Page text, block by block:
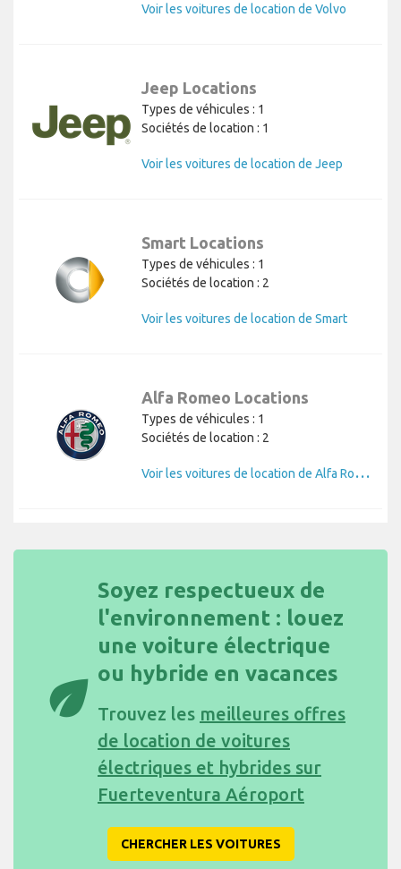
Voir les voitures de location de Volvo
Jeep Locations
Types de véhicules : 1
Sociétés de location : 1
Voir les voitures de location de Jeep
Smart Locations
Types de véhicules : 1
Sociétés de location : 2
Voir les voitures de location de Smart
Alfa Romeo Locations
Types de véhicules : 1
Sociétés de location : 2
V
oir les voitures de location de Alfa Romeo
eco
Soyez respectueux de
l'environnement : louez
une voiture électrique
ou hybride en vacances
Trouvez les meilleures offres
de location de voitures
électriques et hybrides sur
Fuerteventura Aéroport
CHERCHER LES VOITURES